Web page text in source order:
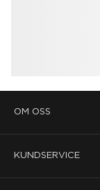
OM OSS
KUNDSERVICE